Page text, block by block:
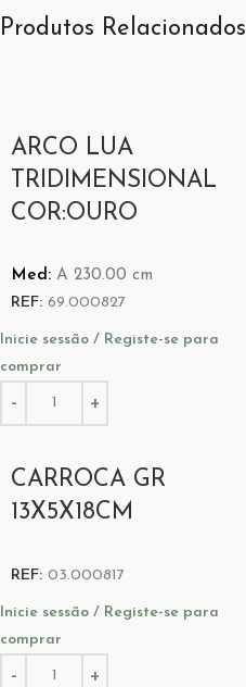
Produtos Relacionados
ARCO LUA
TRIDIMENSIONAL
COR:OURO
Med: A 230.00 cm
REF: 69.000827
Inicie sessão / Registe-se para
comprar
CARROCA GR
13X5X18CM
REF: 03.000817
Inicie sessão / Registe-se para
comprar